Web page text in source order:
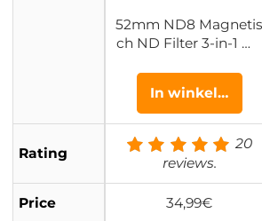
52mm ND8 Magnetis
ch ND Filter 3-in-1 Ma
utrale Dichtheidsfilter
+ Ring + Dop Nano X
cel Serie
In winkelwagen
Rating
20
reviews.
Price 34,99€